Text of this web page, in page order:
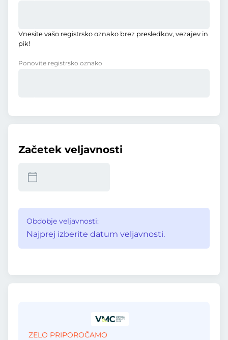
Vnesite vašo registrsko oznako brez presledkov, vezajev in
pik!
Ponovite registrsko oznako
Začetek veljavnosti
Obdobje veljavnosti:
Najprej izberite datum veljavnosti.
ZELO PRIPOROČAMO